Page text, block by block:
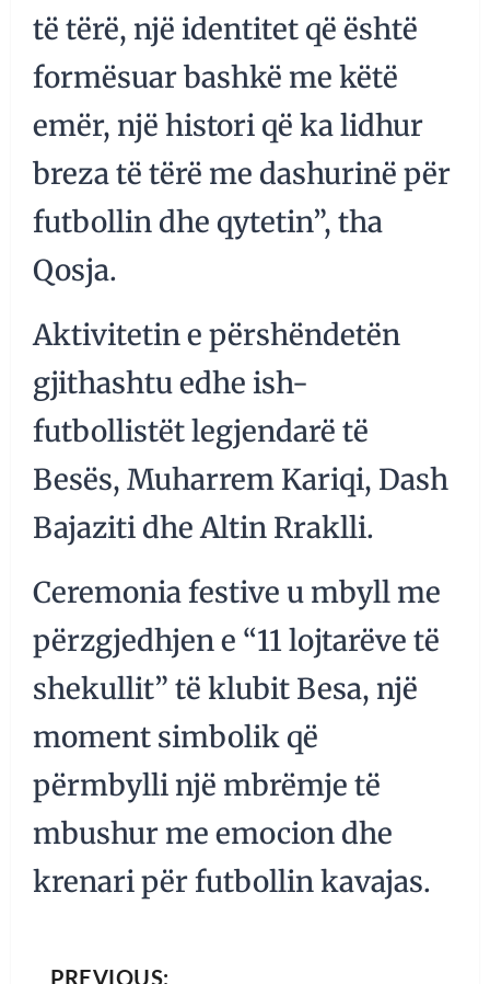
të tërë, një identitet që është
formësuar bashkë me këtë
emër, një histori që ka lidhur
breza të tërë me dashurinë për
futbollin dhe qytetin”, tha
Qosja.
Aktivitetin e përshëndetën
gjithashtu edhe ish-
futbollistët legjendarë të
Besës, Muharrem Kariqi, Dash
Bajaziti dhe Altin Rraklli.
Ceremonia festive u mbyll me
përzgjedhjen e “11 lojtarëve të
shekullit” të klubit Besa, një
moment simbolik që
përmbylli një mbrëmje të
mbushur me emocion dhe
krenari për futbollin kavajas.
PREVIOUS: